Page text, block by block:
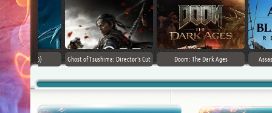
Ages
Assassin's Creed Black Flag
SnowRunner - Premium Edition [v
Forza